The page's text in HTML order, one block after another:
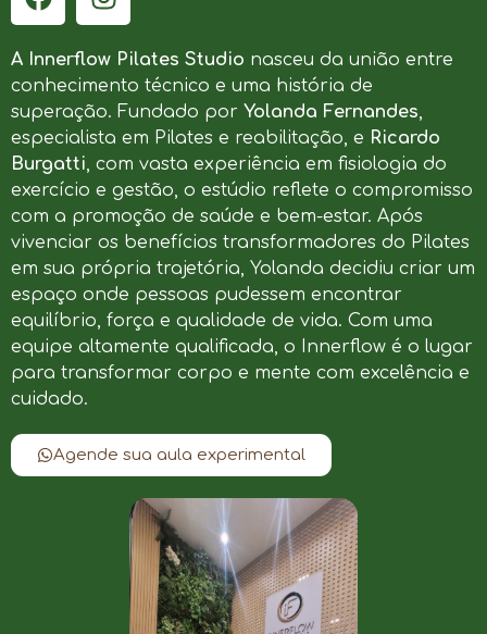
A Innerflow Pilates Studio nasceu da união entre
conhecimento técnico e uma história de
superação. Fundado por Yolanda Fernandes,
especialista em Pilates e reabilitação, e Ricardo
Burgatti, com vasta experiência em fisiologia do
exercício e gestão, o estúdio reflete o compromisso
com a promoção de saúde e bem-estar. Após
vivenciar os benefícios transformadores do Pilates
em sua própria trajetória, Yolanda decidiu criar um
espaço onde pessoas pudessem encontrar
equilíbrio, força e qualidade de vida. Com uma
equipe altamente qualificada, o Innerflow é o lugar
para transformar corpo e mente com excelência e
cuidado.
Agende sua aula experimental